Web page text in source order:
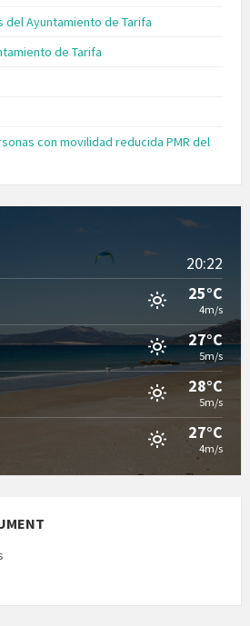
del Ayuntamiento de Tarifa
de Tarifa
con movilidad reducida PMR del
20:22
25°C
4m/s
27°C
5m/s
28°C
5m/s
27°C
4m/s